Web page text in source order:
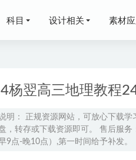
科目 设计相关 素材
杨翌高三地理教程
明： 正规资源网站，可放心下载
，转存或下载资源即可。 售后服
9点-晚10点）,第一时间给予补发。
考三轮复习视频教程 2026-03-26